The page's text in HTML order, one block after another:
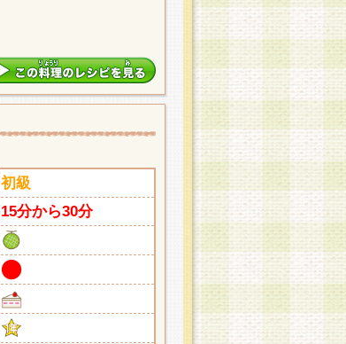
初級
15分から30分